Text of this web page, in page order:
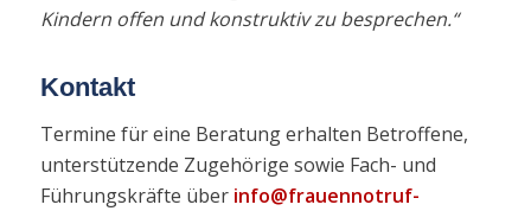
Kindern offen und konstruktiv zu besprechen.“
Kontakt
Termine für eine Beratung erhalten Betroffene,
unterstützende Zugehörige sowie Fach- und
Führungskräfte über info@frauennotruf-